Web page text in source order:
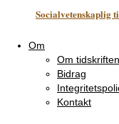
Socialvetenskaplig
Om
Om tidskriften
Bidrag
Kontakt